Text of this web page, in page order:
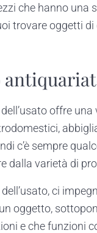
che hanno una
trovare oggetti
offre
c’è sempre
dalla varietà di
ci
oggetto,
e che funzioni